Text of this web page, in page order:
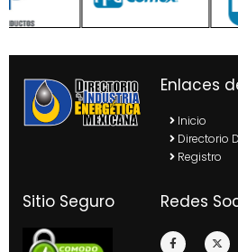
Enlaces
Inicio
Directorio
Registro
Sitio Seguro Redes